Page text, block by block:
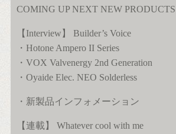
COMING UP NEXT NEW
【Interview】 Builder’s Voice
・Hotone Ampero II Series
・VOX Valvenergy 2nd Generation
・Oyaide Elec. NEO Solderless
・新製品インフォメーション
【連載】 Whatever cool with me